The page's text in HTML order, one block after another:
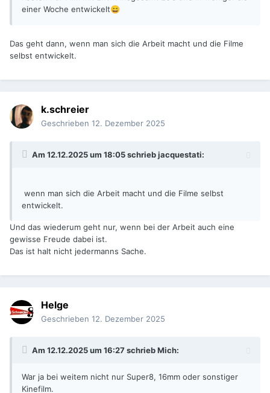
einer Woche entwickelt😄
Das geht dann, wenn man sich die Arbeit macht und die Filme
selbst entwickelt.
k.schreier
Geschrieben 12. Dezember 2025
Am 12.12.2025 um 18:05 schriebjacquestati:
wenn man sich die Arbeit macht und die Filme selbst
entwickelt.
Und das wiederum geht nur, wenn bei der Arbeit auch eine
gewisse Freude dabei ist.
Das ist halt nicht jedermanns Sache.
Helge
Geschrieben 12. Dezember 2025
Am 12.12.2025 um 16:27 schriebMich:
War ja bei weitem nicht nur Super8, 16mm oder sonstiger
Kinefilm.